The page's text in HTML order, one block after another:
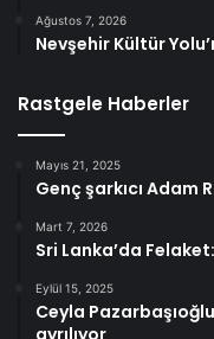
Ağustos 7, 2026
Nevşehir Kültür
Rastgele Haberler
Mayıs 21, 2025
Genç şarkıcı Adam
Mart 7, 2026
Sri Lanka’da
Eylül 15, 2025
Ceyla